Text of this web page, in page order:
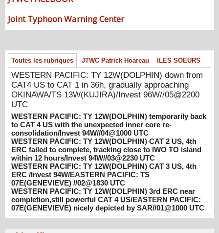
down from CAT4 US to CAT 1 in 36h,
gradually approaching OKINAWA/TS
13W(KUJIRA)/Invest 96W//05@2200 UTC
08/06/2026 -PATRICK HOAREAU
WESTERN PACIFIC: TY 12W(DOLPHIN)
temporarily back to CAT 4 US with the
unexpected inner core re-
consolidation/Invest 94W//04@1000 UTC
08/04/2026 -PATRICK HOAREAU
WESTERN PACIFIC: TY 12W(DOLPHIN)
CAT 2 US, 4th ERC failed to complete,
tracking close to IWO TO island within 12
hours/Invest 94W//03@2230 UTC
08/04/2026 -PATRICK HOAREAU
WESTERN PACIFIC: TY 12W(DOLPHIN)
CAT 3 US, 4th ERC /Invest 94W/EASTERN
PACIFIC: TS 07E(GENEVIEVE) //02@1830
UTC
08/02/2026 -PATRICK HOAREAU
WESTERN PACIFIC: TY 12W(DOLPHIN)
Joint Typhoon Warning Center
Toutes les rubriques JTWC Patrick Hoareau ILES SOEURS
WESTERN PACIFIC: TY 12W(DOLPHIN) down from
CAT4 US to CAT 1 in 36h, gradually approaching
OKINAWA/TS 13W(KUJIRA)/Invest 96W//05@2200
UTC
WESTERN PACIFIC: TY 12W(DOLPHIN) temporarily back
to CAT 4 US with the unexpected inner core re-
consolidation/Invest 94W//04@1000 UTC
WESTERN PACIFIC: TY 12W(DOLPHIN) CAT 2 US, 4th
ERC failed to complete, tracking close to IWO TO island
within 12 hours/Invest 94W//03@2230 UTC
WESTERN PACIFIC: TY 12W(DOLPHIN) CAT 3 US, 4th
ERC /Invest 94W/EASTERN PACIFIC: TS
07E(GENEVIEVE) //02@1830 UTC
WESTERN PACIFIC: TY 12W(DOLPHIN) 3rd ERC near
completion,still powerful CAT 4 US/EASTERN PACIFIC:
07E(GENEVIEVE) nicely depicted by SAR//01@1000 UTC